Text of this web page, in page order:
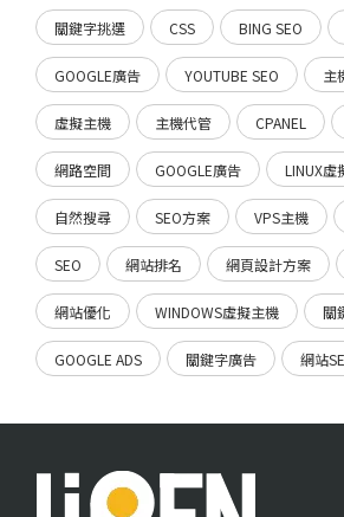
關鍵字挑選 CSS BING SEO
GOOGLE廣告 YOUTUBE SEO 主
虛擬主機 主機代管 CPANEL
網路空間 GOOGLE廣告 LINUX虛
自然搜尋 SEO方案 VPS主機
SEO 網站排名 網頁設計方案
網站優化 WINDOWS虛擬主機 關
GOOGLE ADS 關鍵字廣告 網站